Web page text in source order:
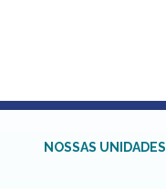
NOSSAS UNIDADES